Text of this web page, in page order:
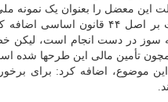
معضل را بعنوان یک نمونه
رییس کمیسیون جهش و رونق تولید و
سوز در دست انجام است،
تأمین مالی این طرحها شده
موضوع، اضافه کرد: برای